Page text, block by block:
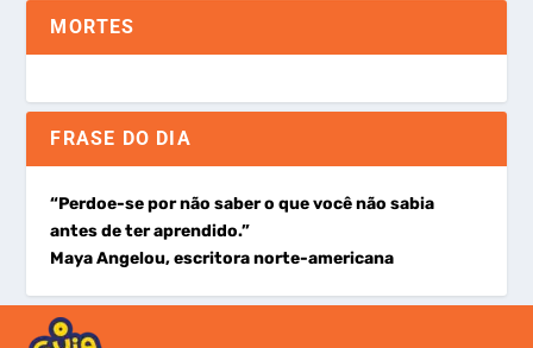
MORTES
FRASE DO DIA
“Perdoe-se por não saber o que você não sabia
antes de ter aprendido.”
Maya Angelou, escritora norte-americana